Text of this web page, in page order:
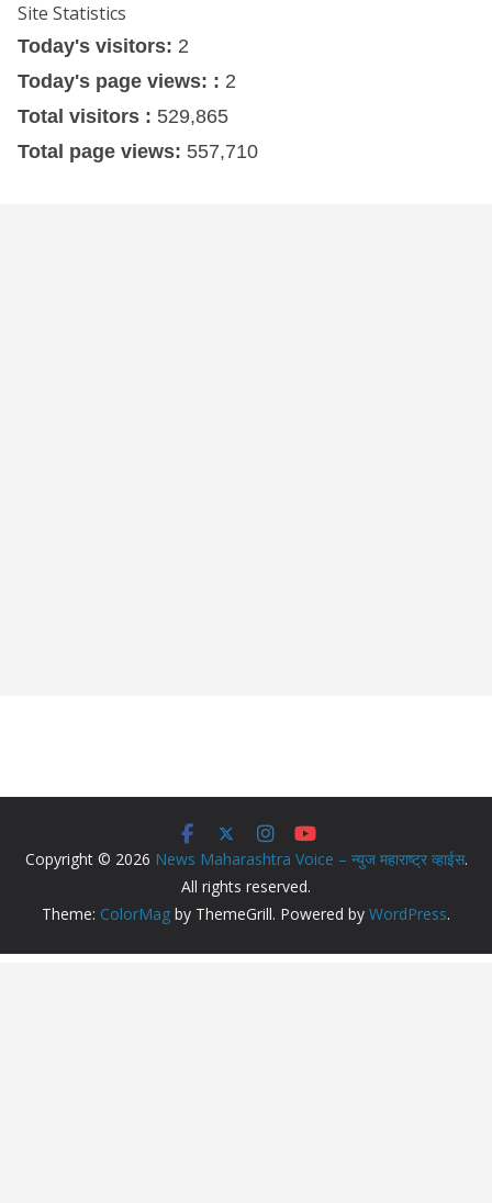
Site Statistics
Today's visitors: 2
Today's page views: : 2
Total visitors : 529,865
Total page views: 557,710
Copyright © 2026 News Maharashtra Voice – न्युज महाराष्ट्र व्हाईस.
All rights reserved.
Theme: ColorMag by ThemeGrill. Powered by WordPress.